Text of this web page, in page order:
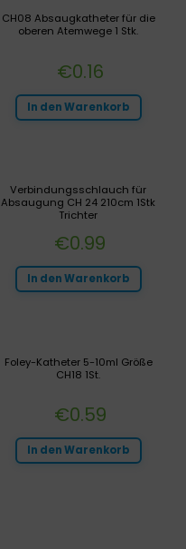
CH08 Absaugkatheter für die
oberen Atemwege 1 Stk.
€0.16
In den Warenkorb
Verbindungsschlauch für
Absaugung CH 24 210cm 1Stk
Trichter
€0.99
In den Warenkorb
Foley-Katheter 5-10ml Größe
CH18 1St.
€0.59
In den Warenkorb